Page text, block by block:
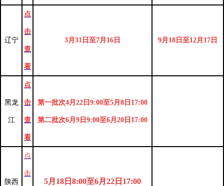
辽宁
点
击
查
看
3月31日至7月16日 9月18日至12月17日
黑龙
江
点
击
查
看
第一批次4月22日9:00至5月8日17:00
第二批次6月9日9:00至6月20日17:00
陕西
点
击
5月18日8:00至6月22日17:00